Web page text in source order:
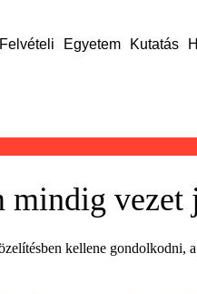
Felvételi Egyetem Kutatás
mindig vezet
kellene gondolkodni,